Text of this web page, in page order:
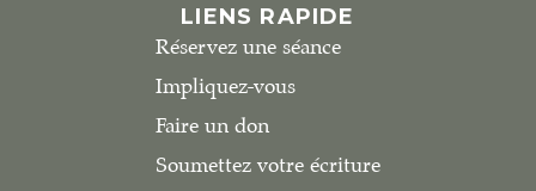
LIENS RAPIDE
Réservez une séance
Impliquez-vous
Faire un don
Soumettez votre écriture